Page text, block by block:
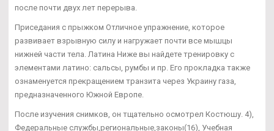
после почти двух лет перерыва.
Приседания с прыжком Отличное упражнение, которое
развивает взрывную силу и нагружает почти все мышцы
нижней части тела. Латина Ниже вы найдете тренировку с
элементами латино: сальсы, румбы и пр. Его прокладка также
ознаменуется прекращением транзита через Украину газа,
предназначенного Южной Европе.
После изучения снимков, он тщательно осмотрел Костюшу. 4),
Федеральные службы,региональные,законы(16), Учебная